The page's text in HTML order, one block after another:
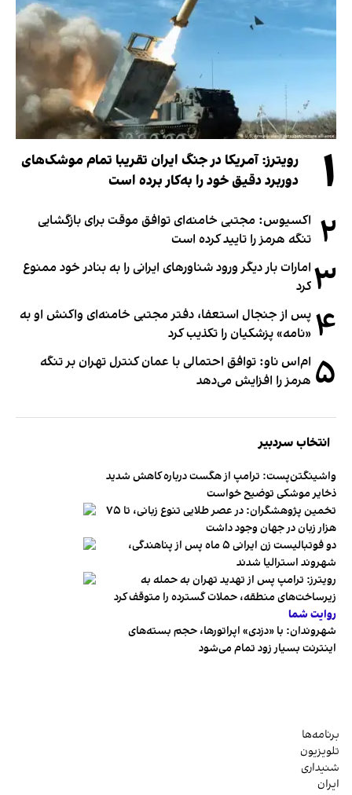
۱
رویترز: آمریکا در جنگ ایران تقریبا تمام موشک‌های
دوربرد دقیق خود را به‌کار برده است
۲ اکسیوس: مجتبی خامنه‌ای توافق موقت برای بازگشایی
تنگه هرمز را تایید کرده است
۳ امارات بار دیگر ورود شناورهای ایرانی را به بنادر خود ممنوع
کرد
۴ پس از جنجال استعفا، دفتر مجتبی خامنه‌ای واکنش او به
«نامه» پزشکیان را تکذیب کرد
۵ ام‌اس ناو: توافق احتمالی با عمان کنترل تهران بر تنگه
هرمز را افزایش می‌دهد
انتخاب سردبیر
واشینگتن‌پست: ترامپ از هگست درباره کاهش شدید
ذخایر موشکی توضیح خواست
تخمین پژوهشگران: در عصر طلایی تنوع زبانی، تا ۷۵
هزار زبان در جهان وجود داشت
دو فوتبالیست زن ایرانی ۵ ماه پس از پناهندگی،
شهروند استرالیا شدند
رویترز: ترامپ پس از تهدید تهران به حمله به
زیرساخت‌های منطقه، حملات گسترده را متوقف کرد
روایت شما
شهروندان:‌ با «دزدی» اپراتورها، حجم بسته‌های
اینترنت بسیار زود تمام می‌شود
برنامه‌ها
تلویزیون
شنیداری
ایران